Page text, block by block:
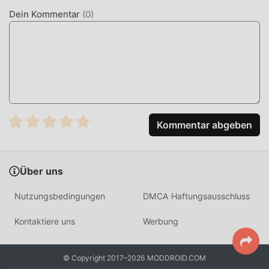
Dein Kommentar (0)
Kommentar abgeben
Über uns
Nutzungsbedingungen DMCA Haftungsausschluss
Kontaktiere uns Werbung
© Copyright 2017–2026 MODDROID.COM